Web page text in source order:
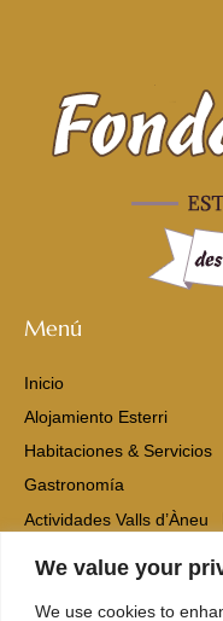
We value your
We use cookies to
Menú
Inicio
Alojamiento Esterri
Habitaciones & Servicios
Gastronomía
Actividades Valls d’Àneu